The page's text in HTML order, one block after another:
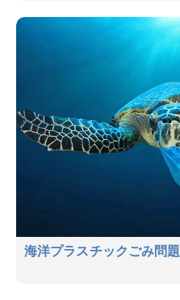
海洋プラスチックごみ問題